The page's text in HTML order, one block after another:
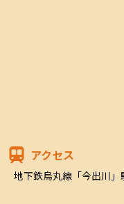
アクセス
地下鉄烏丸線「今出川